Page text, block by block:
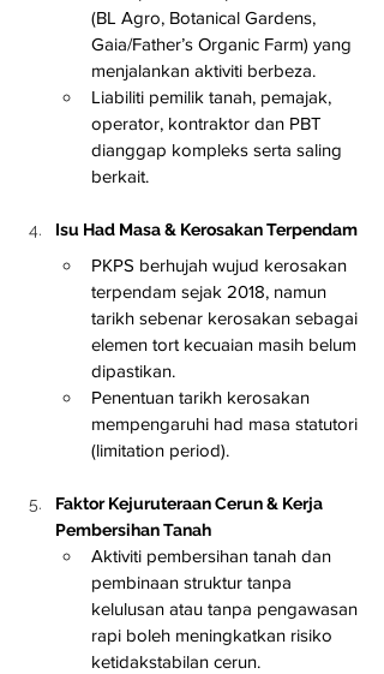
(BL Agro, Botanical Gardens,
Gaia/Father’s Organic Farm) yang
menjalankan aktiviti berbeza.
Liabiliti pemilik tanah, pemajak,
operator, kontraktor dan PBT
dianggap kompleks serta saling
berkait.
Isu Had Masa & Kerosakan Terpendam
PKPS berhujah wujud kerosakan
terpendam sejak 2018, namun
tarikh sebenar kerosakan sebagai
elemen tort kecuaian masih belum
dipastikan.
Penentuan tarikh kerosakan
mempengaruhi had masa statutori
(limitation period).
Faktor Kejuruteraan Cerun & Kerja
Pembersihan Tanah
Aktiviti pembersihan tanah dan
pembinaan struktur tanpa
kelulusan atau tanpa pengawasan
rapi boleh meningkatkan risiko
ketidakstabilan cerun.